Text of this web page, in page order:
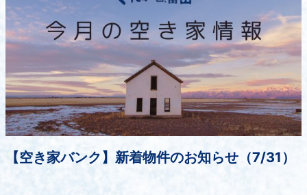
【空き家バンク】新着物件のお知らせ（7/31）